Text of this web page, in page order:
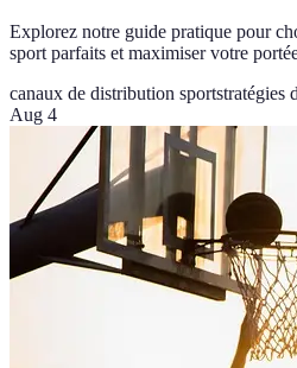
Explorez notre guide pratique pour
sport parfaits et maximiser votre
canaux de distribution sportstratégies
Aug 4